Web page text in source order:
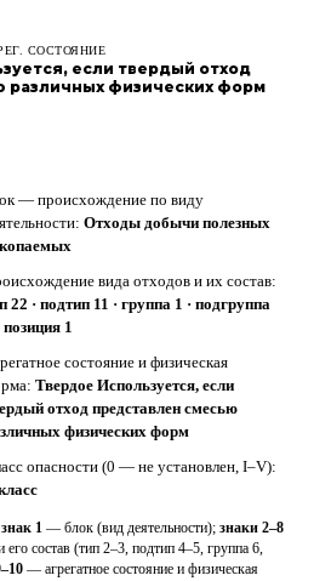
СОСТОЯНИЕ
если твердый отход
различных физических форм
— происхождение по виду
Отходы добычи полезных
вида отходов и их состав:
22 · подтип 11 · группа 1 · подгруппа
позиция 1
состояние и физическая
Твердое Используется, если
отход представлен смесью
физических форм
опасности (0 — не установлен, I–V):
знак 1 — блок (вид деятельности); знаки 2–8
состав (тип 2–3, подтип 4–5, группа 6,
— агрегатное состояние и физическая